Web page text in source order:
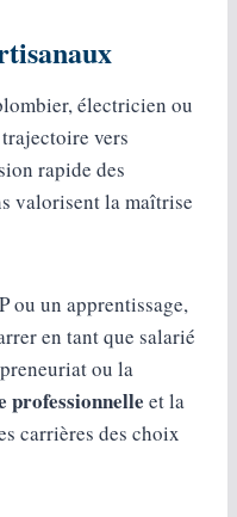
électricien ou
vers
rapide des
valorisent la maîtrise
ou un apprentissage,
en tant que salarié
ou la
professionnelle et la
carrières des choix